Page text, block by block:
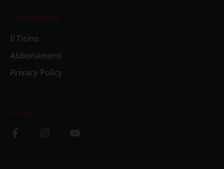
Il settimanale
Il Ticino
Abbonamenti
Privacy Policy
Social